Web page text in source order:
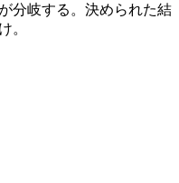
分岐する。決められた結
。